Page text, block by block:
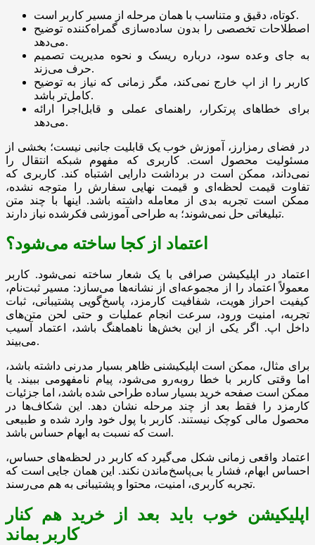
کوتاه، دقیق و متناسب با همان مرحله از مسیر کاربر است.
اصطلاحات تخصصی را بدون ساده‌سازی گمراه‌کننده توضیح
می‌دهد.
به جای وعده سود، درباره ریسک و نحوه مدیریت تصمیم
حرف می‌زند.
کاربر را از اپ خارج نمی‌کند، مگر زمانی که نیاز به توضیح
کامل‌تر باشد.
برای خطاهای پرتکرار، راهنمای عملی و قابل‌اجرا ارائه
می‌دهد.
در فضای رمزارز، آموزش خوب یک قابلیت جانبی نیست؛ بخشی از
مسئولیت محصول است. کاربری که مفهوم شبکه انتقال را
نمی‌داند، ممکن است در برداشت دارایی اشتباه کند. کاربری که
تفاوت قیمت لحظه‌ای و قیمت نهایی سفارش را متوجه نشده،
ممکن است تجربه بدی از معامله داشته باشد. اینها با چند متن
تبلیغاتی حل نمی‌شوند؛ به طراحی آموزشی فکرشده نیاز دارند.
اعتماد از کجا ساخته می‌شود؟
اعتماد در اپلیکیشن صرافی با یک شعار ساخته نمی‌شود. کاربر
معمولاً اعتماد را از مجموعه‌ای از نشانه‌ها می‌سازد: مسیر ثبت‌نام،
کیفیت احراز هویت، شفافیت کارمزد، پاسخ‌گویی پشتیبانی، ثبات
تجربه، امنیت ورود، سرعت انجام عملیات و حتی لحن متن‌های
داخل اپ. اگر یکی از این بخش‌ها ناهماهنگ باشد، اعتماد آسیب
می‌بیند.
برای مثال، ممکن است اپلیکیشنی ظاهر بسیار مدرنی داشته باشد،
اما وقتی کاربر با خطا روبه‌رو می‌شود، پیام نامفهومی ببیند. یا
ممکن است صفحه خرید بسیار ساده طراحی شده باشد، اما جزئیات
کارمزد را فقط بعد از چند مرحله نشان دهد. این شکاف‌ها در
محصول مالی کوچک نیستند. کاربر با پول خود وارد شده و طبیعی
است که نسبت به ابهام حساس باشد.
اعتماد واقعی زمانی شکل می‌گیرد که کاربر در لحظه‌های حساس،
احساس ابهام، فشار یا بی‌پاسخ‌ماندن نکند. این همان جایی است که
تجربه کاربری، امنیت، محتوا و پشتیبانی به هم می‌رسند.
اپلیکیشن خوب باید بعد از خرید هم کنار
کاربر بماند